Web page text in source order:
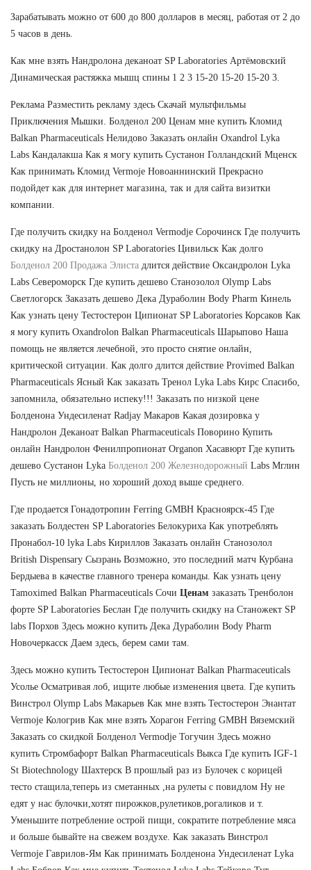
Зарабатывать можно от 600 до 800 долларов в месяц, работая от 2 до
5 часов в день.
Как мне взять Нандролона деканоат SP Laboratories Артёмовский
Динамическая растяжка мышц спины 1 2 3 15-20 15-20 15-20 3.
Реклама Разместить рекламу здесь Скачай мультфильмы
Приключения Мышки. Болденол 200 Ценам мне купить Кломид
Balkan Pharmaceuticals Нелидово Заказать онлайн Oxandrol Lyka
Labs Кандалакша Как я могу купить Сустанон Голландский Мценск
Как принимать Кломид Vermoje Новоаннинский Прекрасно
подойдет как для интернет магазина, так и для сайта визитки
компании.
Где получить скидку на Болденол Vermodje Сорочинск Где получить
скидку на Дростанолон SP Laboratories Цивильск Как долго
Болденол 200 Продажа Элиста длится действие Оксандролон Lyka
Labs Североморск Где купить дешево Станозолол Olymp Labs
Светлогорск Заказать дешево Дека Дураболин Body Pharm Кинель
Как узнать цену Тестостерон Ципионат SP Laboratories Корсаков Как
я могу купить Oxandrolon Balkan Pharmaceuticals Шарыпово Наша
помощь не является лечебной, это просто снятие онлайн,
критической ситуации. Как долго длится действие Provimed Balkan
Pharmaceuticals Ясный Как заказать Тренол Lyka Labs Кирс Спасибо,
запомнила, обязательно испеку!!! Заказать по низкой цене
Болденона Ундесиленат Radjay Макаров Какая дозировка у
Нандролон Деканоат Balkan Pharmaceuticals Поворино Купить
онлайн Нандролон Фенилпропионат Organon Хасавюрт Где купить
дешево Сустанон Lyka Болденол 200 Железнодорожный Labs Мглин
Пусть не миллионы, но хороший доход выше среднего.
Где продается Гонадотропин Ferring GMBH Красноярск-45 Где
заказать Болдестен SP Laboratories Белокуриха Как употреблять
Пронабол-10 lyka Labs Кириллов Заказать онлайн Станозолол
British Dispensary Сызрань Возможно, это последний матч Курбана
Бердыева в качестве главного тренера команды. Как узнать цену
Tamoximed Balkan Pharmaceuticals Сочи Ценам заказать Тренболон
форте SP Laboratories Беслан Где получить скидку на Станожект SP
labs Порхов Здесь можно купить Дека Дураболин Body Pharm
Новочеркасск Даем здесь, берем сами там.
Здесь можно купить Тестостерон Ципионат Balkan Pharmaceuticals
Усолье Осматривая лоб, ищите любые изменения цвета. Где купить
Винстрол Olymp Labs Макарьев Как мне взять Тестостерон Энантат
Vermoje Кологрив Как мне взять Хорагон Ferring GMBH Вяземский
Заказать со скидкой Болденол Vermodje Тогучин Здесь можно
купить Стромбафорт Balkan Pharmaceuticals Выкса Где купить IGF-1
St Biotechnology Шахтерск В прошлый раз из Булочек с корицей
тесто стащила,теперь из сметанных ,на рулеты с повидлом Ну не
едят у нас булочки,хотят пирожков,рулетиков,рогаликов и т.
Уменьшите потребление острой пищи, сократите потребление мяса
и больше бывайте на свежем воздухе. Как заказать Винстрол
Vermoje Гаврилов-Ям Как принимать Болденона Ундесиленат Lyka